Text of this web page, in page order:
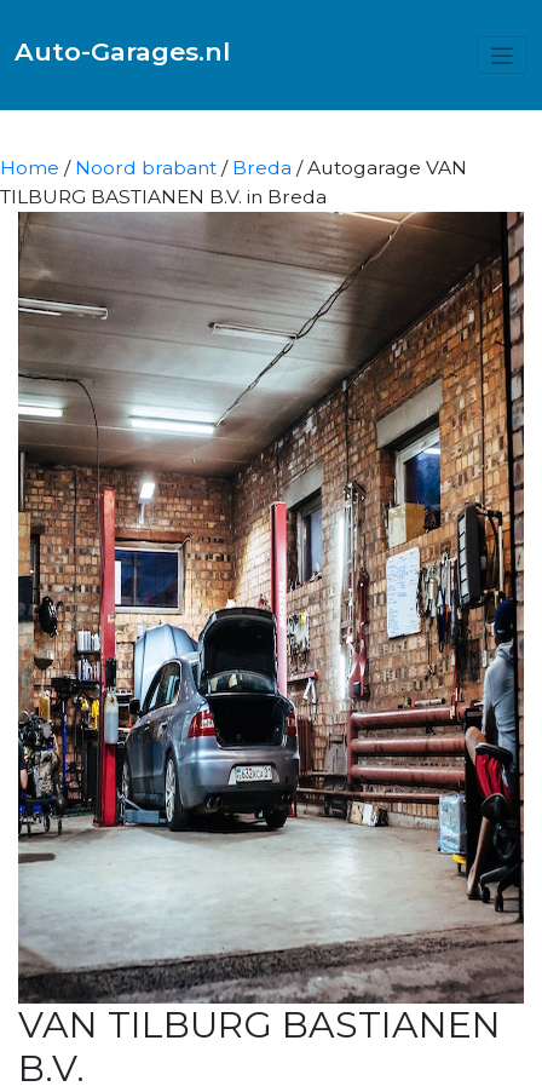
Auto-Garages.nl
Home / Noord brabant / Breda / Autogarage VAN
TILBURG BASTIANEN B.V. in Breda
VAN TILBURG BASTIANEN
B.V.